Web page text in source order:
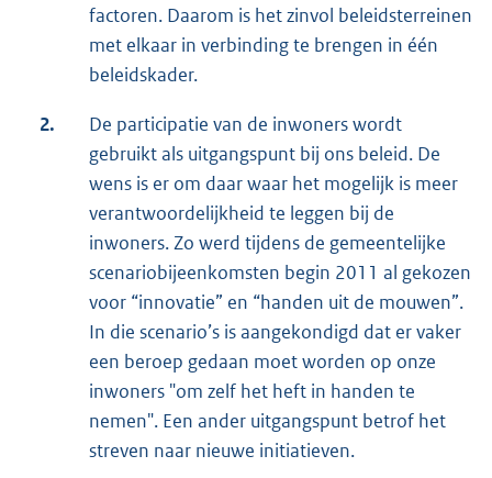
factoren. Daarom is het zinvol beleidsterreinen
met elkaar in verbinding te brengen in één
beleidskader.
2.
De participatie van de inwoners wordt
gebruikt als uitgangspunt bij ons beleid. De
wens is er om daar waar het mogelijk is meer
verantwoordelijkheid te leggen bij de
inwoners. Zo werd tijdens de gemeentelijke
scenariobijeenkomsten begin 2011 al gekozen
voor “innovatie” en “handen uit de mouwen”.
In die scenario’s is aangekondigd dat er vaker
een beroep gedaan moet worden op onze
inwoners "om zelf het heft in handen te
nemen". Een ander uitgangspunt betrof het
streven naar nieuwe initiatieven.